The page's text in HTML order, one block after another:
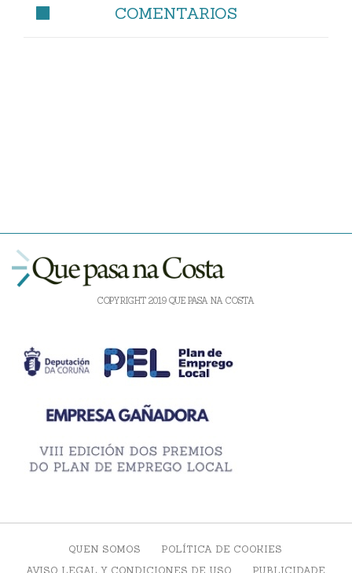
COMENTARIOS
COPYRIGHT 2019 QUE PASA NA COSTA
QUEN SOMOS
POLÍTICA DE COOKIES
AVISO LEGAL Y CONDICIONES DE USO
PUBLICIDADE